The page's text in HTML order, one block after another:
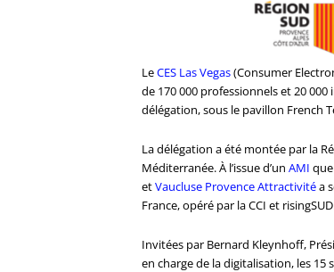
LeCES Las Vegas(Consumer
de 170 000 professionnels et 20
délégation, sous le pavillon French
La délégation a été montée par la
Méditerranée. À l’issue d’un AMI
etVaucluse Provence Attractivitéa
France, opéré par la CCI et
Invitées par Bernard Kleynhoff,
en charge de la digitalisation, les